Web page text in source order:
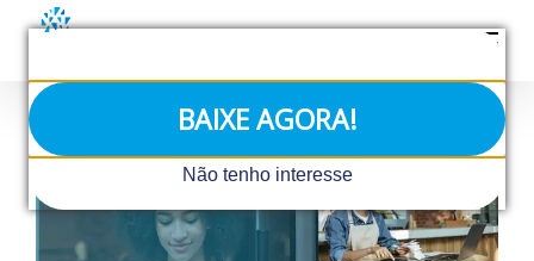
BAIXE AGORA!
Não tenho interesse
conteúdo